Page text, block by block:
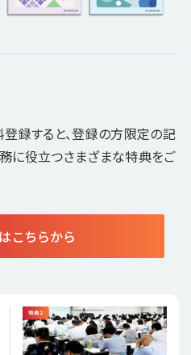
登録すると、登録の方限定の記
に役立つさまざまな特典をご
こちらから